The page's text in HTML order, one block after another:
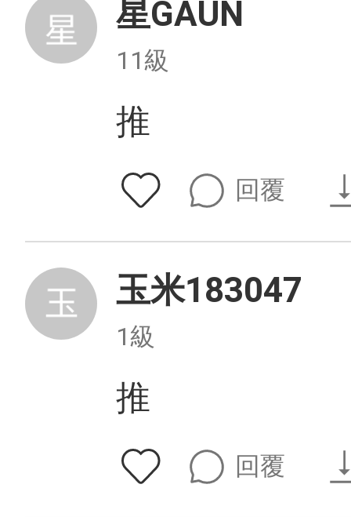
星GAUN
11級
推
回覆
玉米183047
1級
推
回覆